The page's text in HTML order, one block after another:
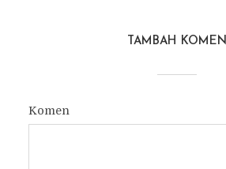
TAMBAH KOMEN
Komen